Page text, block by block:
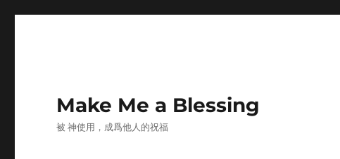
Make Me a Blessing
被 神使用，成爲他人的祝福